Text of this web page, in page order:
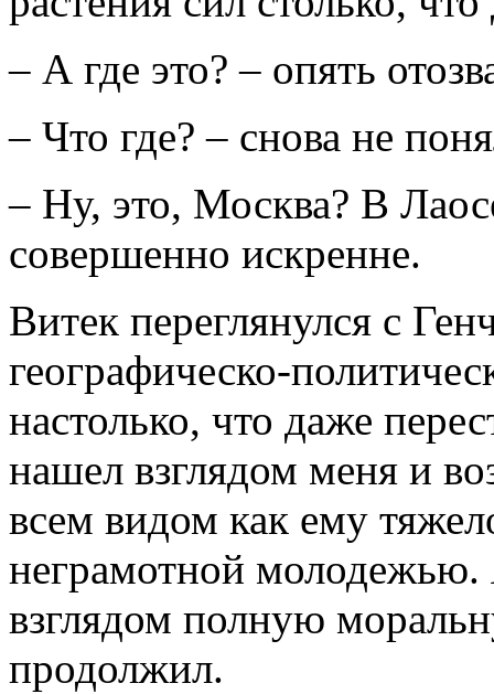
– А где это? – опять
– Что где? – снова не
– Ну, это, Москва? В
совершенно искренне.
Витек переглянулся с
географическо-
настолько, что даже
нашел взглядом меня и
всем видом как ему
неграмотной молодежью.
взглядом полную
продолжил.